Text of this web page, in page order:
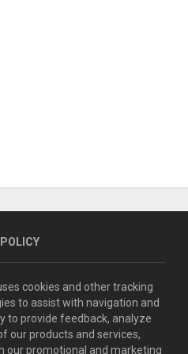
cookies and other tracking
to assist with navigation and
to provide feedback, analyze
our products and services,
our promotional and marketing